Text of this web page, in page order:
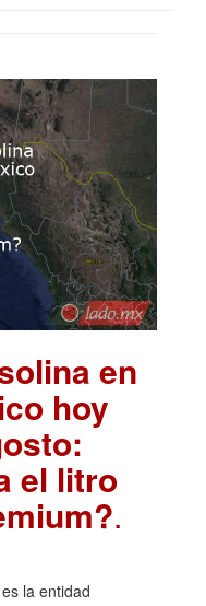
en
hoy
el litro
.
la entidad